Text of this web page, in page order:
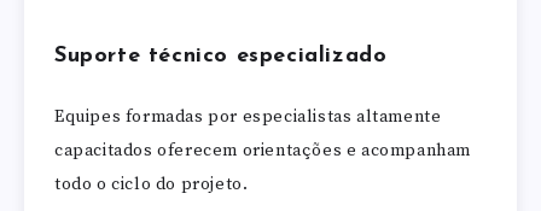
Suporte técnico especializado
Equipes formadas por especialistas altamente
capacitados oferecem orientações e acompanham
todo o ciclo do projeto.